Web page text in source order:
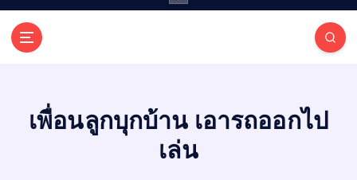
N
E
เพื่อนลูกบุกบ้าน เอารถออกไป
เล่น